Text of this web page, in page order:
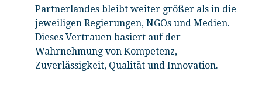
Partnerlandes bleibt weiter größer als in die
jeweiligen Regierungen, NGOs und Medien.
Dieses Vertrauen basiert auf der
Wahrnehmung von Kompetenz,
Zuverlässigkeit, Qualität und Innovation.